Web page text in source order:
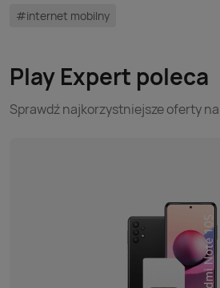
#internet mobilny
Play Expert poleca
Sprawdź najkorzystniejsze oferty